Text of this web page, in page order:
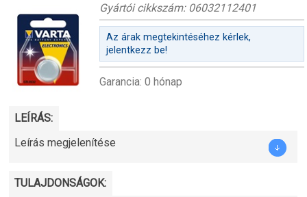
Gyártói cikkszám: 06032112401
Az árak megtekintéséhez kérlek,
jelentkezz be!
Garancia: 0 hónap
LEÍRÁS:
Leírás megjelenítése
TULAJDONSÁGOK: